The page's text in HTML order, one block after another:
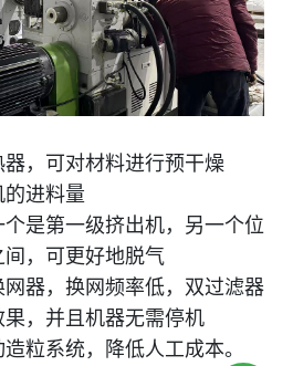
，可对材料进行预干燥
进料量
是第一级挤出机，另一个位
，可更好地脱气
器，换网频率低，双过滤器
，并且机器无需停机
粒系统，降低人工成本。